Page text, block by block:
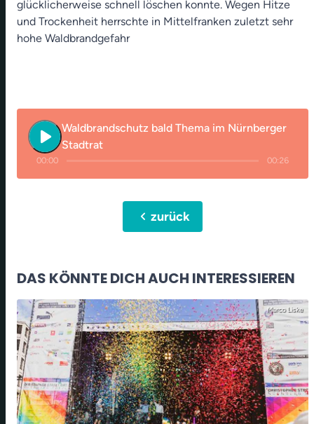
glücklicherweise schnell löschen konnte. Wegen Hitze
und Trockenheit herrschte in Mittelfranken zuletzt sehr
hohe Waldbrandgefahr
play_arrow
Waldbrandschutz bald Thema im Nürnberger
Stadtrat
00:00 00:26
chevron_leftzurück
DAS KÖNNTE DICH AUCH INTERESSIEREN
Marco Liske